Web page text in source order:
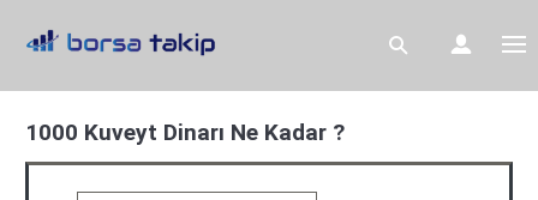
1000 Kuveyt Dinarı Ne Kadar ?